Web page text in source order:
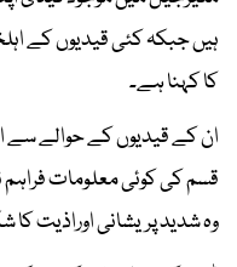
ہیں جبکہ کئی قیدیوں کے
کا کہنا ہے۔
ان کے قیدیوں کے حوالے
قسم کی کوئی معلومات
وہ شدید پریشانی اوراذیت کا